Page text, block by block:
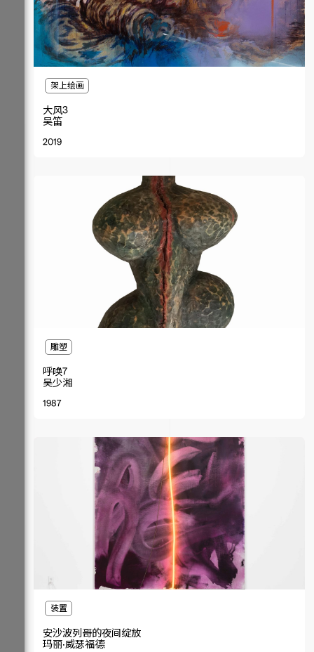
架上绘画
大风3
吴笛
2019
雕塑
呼唤7
吴少湘
1987
装置
安沙波列哥的夜间绽放
玛丽·威瑟福德